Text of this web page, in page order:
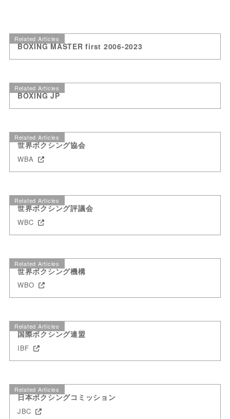
Related Articles
BOXING MASTER first 2006-2023
Related Articles
BOXING JP
Related Articles
世界ボクシング協会
WBA
Related Articles
世界ボクシング評議会
WBC
Related Articles
世界ボクシング機構
WBO
Related Articles
国際ボクシング連盟
IBF
Related Articles
日本ボクシングコミッション
JBC